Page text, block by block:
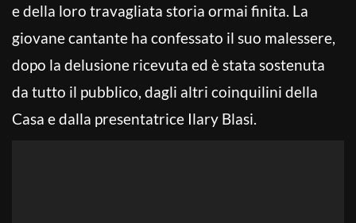
e della loro travagliata storia ormai finita. La
giovane cantante ha confessato il suo malessere,
dopo la delusione ricevuta ed è stata sostenuta
da tutto il pubblico, dagli altri coinquilini della
Casa e dalla presentatrice Ilary Blasi.